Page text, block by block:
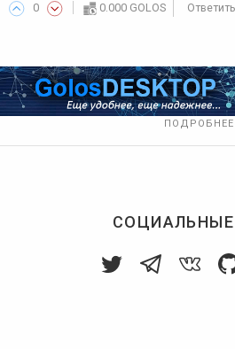
0 0.000 GOLOS Ответить
ПОДРОБНЕЕ
СОЦИАЛЬНЫЕ